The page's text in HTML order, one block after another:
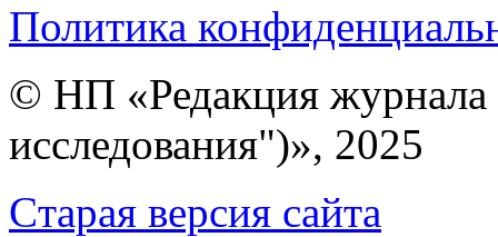
Политика
© НП «Редакция
исследования")», 2025
Cтарая версия сайта